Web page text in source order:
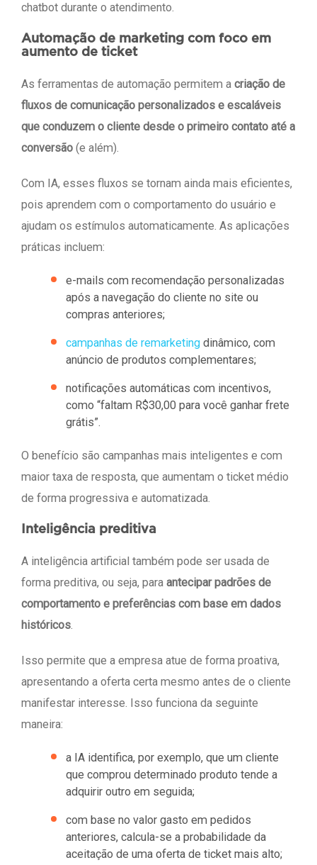
chatbot durante o atendimento.
Automação de marketing com foco em
aumento de ticket
As ferramentas de automação permitem a criação de
fluxos de comunicação personalizados e escaláveis
que conduzem o cliente desde o primeiro contato até a
conversão (e além).
Com IA, esses fluxos se tornam ainda mais eficientes,
pois aprendem com o comportamento do usuário e
ajudam os estímulos automaticamente. As aplicações
práticas incluem:
e-mails com recomendação personalizadas
após a navegação do cliente no site ou
compras anteriores;
campanhas de remarketing dinâmico, com
anúncio de produtos complementares;
notificações automáticas com incentivos,
como “faltam R$30,00 para você ganhar frete
grátis”.
O benefício são campanhas mais inteligentes e com
maior taxa de resposta, que aumentam o ticket médio
de forma progressiva e automatizada.
Inteligência preditiva
A inteligência artificial também pode ser usada de
forma preditiva, ou seja, para antecipar padrões de
comportamento e preferências com base em dados
históricos.
Isso permite que a empresa atue de forma proativa,
apresentando a oferta certa mesmo antes de o cliente
manifestar interesse. Isso funciona da seguinte
maneira:
a IA identifica, por exemplo, que um cliente
que comprou determinado produto tende a
adquirir outro em seguida;
com base no valor gasto em pedidos
anteriores, calcula-se a probabilidade da
aceitação de uma oferta de ticket mais alto;